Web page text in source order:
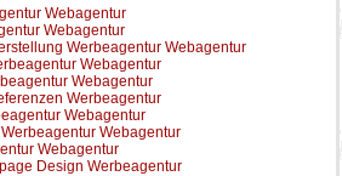
Webagentur
Webagentur
Werbeagentur Webagentur
Webagentur
Webagentur
Werbeagentur
Webagentur
Webagentur
Webagentur
Design Werbeagentur